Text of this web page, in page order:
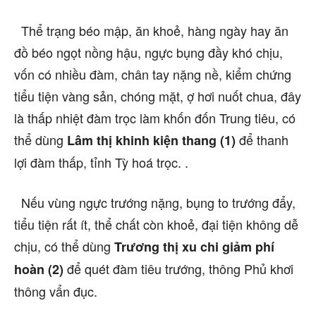
Thể trạng béo mập, ăn khoẻ, hàng ngày hay ăn
đồ béo ngọt nồng hậu, ngực bụng đầy khó chịu,
vốn có nhiều đàm, chân tay nặng nề, kiểm chứng
tiểu tiện vàng sản, chóng mặt, ợ hơi nuốt chua, đây
là thấp nhiệt đàm trọc làm khốn đốn Trung tiêu, có
thể dùng Lâm thị khinh kiện thang (1) để thanh
lợi đàm thấp, tỉnh Tỳ hoá trọc. .
Nếu vùng ngực trướng nặng, bụng to trướng đẩy,
tiểu tiện rất ít, thể chất còn khoẻ, đại tiện không dễ
chịu, có thể dùng Trương thị xu chi giảm phí
hoàn (2) để quét đàm tiêu trướng, thông Phủ khơi
thông vẩn đục.